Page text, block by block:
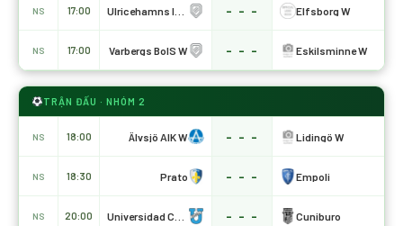
NS 17:00 - - - Elfsborg W
NS 17:00 Varbergs BoIS W - - - Eskilsminne W
TRẬN ĐẤU · NHÓM 2
NS 18:00 Älvsjö AIK W - - - Lidingö W
NS 18:30 Prato - - - Empoli
NS 20:00 - - - Cuniburo